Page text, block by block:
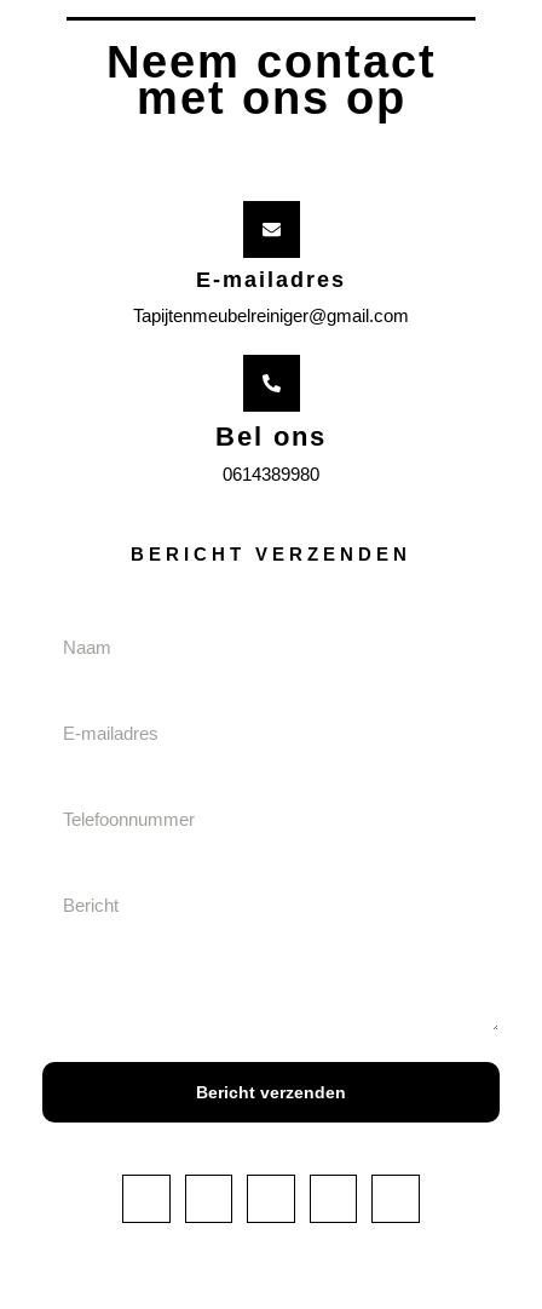
Neem contact
met ons op
E-mailadres
Tapijtenmeubelreiniger@gmail.com
Bel ons
0614389980
BERICHT VERZENDEN
Bericht verzenden